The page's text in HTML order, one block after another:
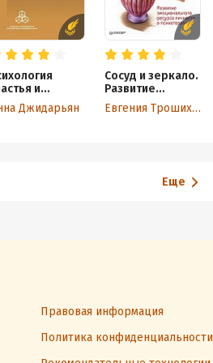
и
Джидарьян
Сосуд и зеркало.
Развитие
эмоционального
ресурса
Евгения Трошихина
Еще
Правовая информация
Политика конфиденциальности